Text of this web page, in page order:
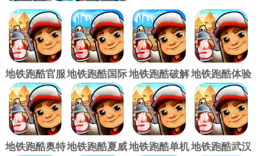
地铁跑酷官服地铁跑酷国际
服官方正版
地铁跑酷破解
版
地铁跑酷体验
服
地铁跑酷奥特地铁跑酷夏威地铁跑酷单机地铁跑酷武汉